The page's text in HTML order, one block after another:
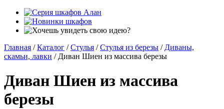
Главная / Каталог / Стулья / Стулья из березы / Диваны,
скамьи, лавки / Диван Шиен из массива березы
Диван Шиен из массива
березы